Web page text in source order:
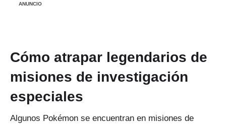
ANUNCIO
Cómo atrapar legendarios de
misiones de investigación
especiales
Algunos Pokémon se encuentran en misiones de